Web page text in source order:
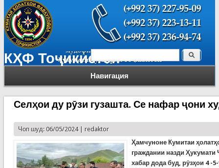
КҲФ Тоҷикистон
Навигация
Форма поиска Поиск
Селҳои ду рӯзи гузашта. Се нафар ҷони
Чоп шуд: 06/05/2024 | redaktor
Ҳамчуноне Кумитаи
граждании назди
хабар дода буд, рӯзҳои 4 -